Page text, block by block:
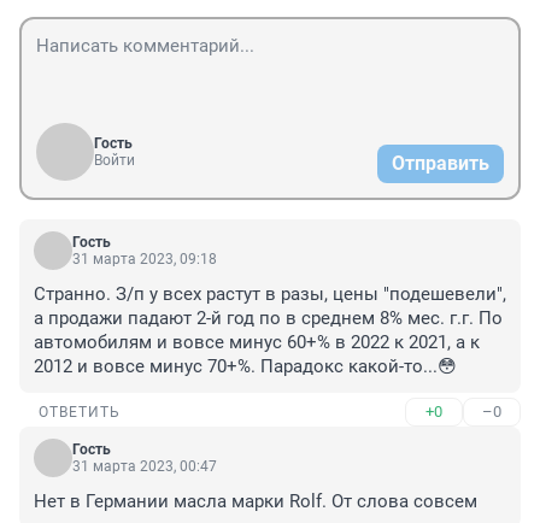
Гость
Войти
Отправить
Гость
31 марта 2023, 09:18
Странно. З/п у всех растут в разы, цены "подешевели",
а продажи падают 2-й год по в среднем 8% мес. г.г. По
автомобилям и вовсе минус 60+% в 2022 к 2021, а к
2012 и вовсе минус 70+%. Парадокс какой-то...😳
ОТВЕТИТЬ +0 –0
Гость
31 марта 2023, 00:47
Нет в Германии масла марки Rolf. От слова совсем